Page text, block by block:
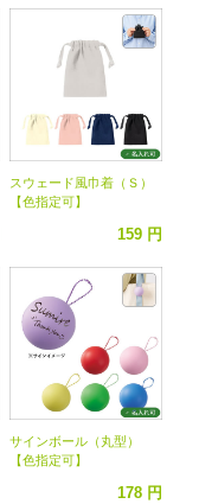
スウェード風巾着（Ｓ）
【色指定可】
159 円
サインボール（丸型）
【色指定可】
178 円